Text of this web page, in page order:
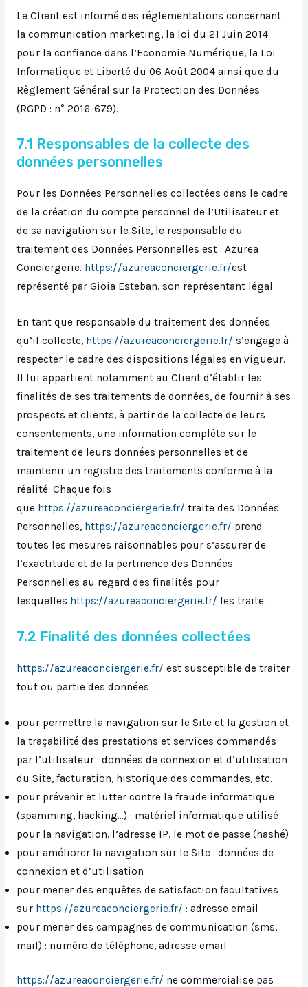
Le Client est informé des réglementations concernant
la communication marketing, la loi du 21 Juin 2014
pour la confiance dans l’Economie Numérique, la Loi
Informatique et Liberté du 06 Août 2004 ainsi que du
Règlement Général sur la Protection des Données
(RGPD : n° 2016-679).
7.1 Responsables de la collecte des
données personnelles
Pour les Données Personnelles collectées dans le cadre
de la création du compte personnel de l’Utilisateur et
de sa navigation sur le Site, le responsable du
traitement des Données Personnelles est : Azurea
Conciergerie. https://azureaconciergerie.fr/est
représenté par Gioia Esteban, son représentant légal
En tant que responsable du traitement des données
qu’il collecte, https://azureaconciergerie.fr/ s’engage à
respecter le cadre des dispositions légales en vigueur.
Il lui appartient notamment au Client d’établir les
finalités de ses traitements de données, de fournir à ses
prospects et clients, à partir de la collecte de leurs
consentements, une information complète sur le
traitement de leurs données personnelles et de
maintenir un registre des traitements conforme à la
réalité. Chaque fois
que https://azureaconciergerie.fr/ traite des Données
Personnelles, https://azureaconciergerie.fr/ prend
toutes les mesures raisonnables pour s’assurer de
l’exactitude et de la pertinence des Données
Personnelles au regard des finalités pour
lesquelles https://azureaconciergerie.fr/ les traite.
7.2 Finalité des données collectées
https://azureaconciergerie.fr/ est susceptible de traiter
tout ou partie des données :
pour permettre la navigation sur le Site et la gestion et
la traçabilité des prestations et services commandés
par l’utilisateur : données de connexion et d’utilisation
du Site, facturation, historique des commandes, etc.
pour prévenir et lutter contre la fraude informatique
(spamming, hacking…) : matériel informatique utilisé
pour la navigation, l’adresse IP, le mot de passe (hashé)
pour améliorer la navigation sur le Site : données de
connexion et d’utilisation
pour mener des enquêtes de satisfaction facultatives
sur https://azureaconciergerie.fr/ : adresse email
pour mener des campagnes de communication (sms,
mail) : numéro de téléphone, adresse email
https://azureaconciergerie.fr/ ne commercialise pas